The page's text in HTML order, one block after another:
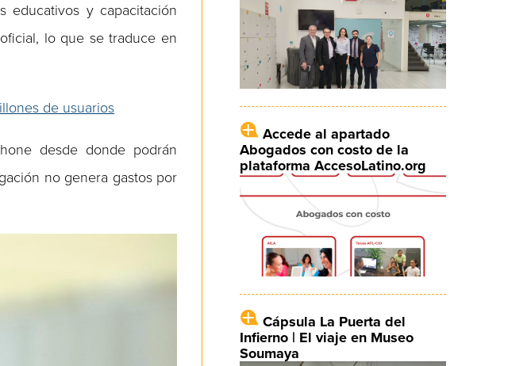
educativos y capacitación
lo que se traduce en
de usuarios
desde donde podrán
no genera gastos por
Accede al apartado
Abogados con costo de la
plataforma AccesoLatino.org
Cápsula La Puerta del
Infierno | El viaje en Museo
Soumaya